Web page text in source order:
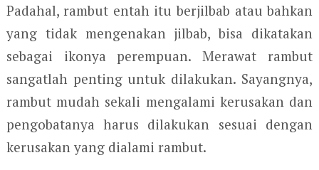
Padahal, rambut entah itu berjilbab atau bahkan
yang tidak mengenakan jilbab, bisa dikatakan
sebagai ikonya perempuan. Merawat rambut
sangatlah penting untuk dilakukan. Sayangnya,
rambut mudah sekali mengalami kerusakan dan
pengobatanya harus dilakukan sesuai dengan
kerusakan yang dialami rambut.